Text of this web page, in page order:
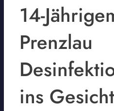
14-
Prenzlau
ins